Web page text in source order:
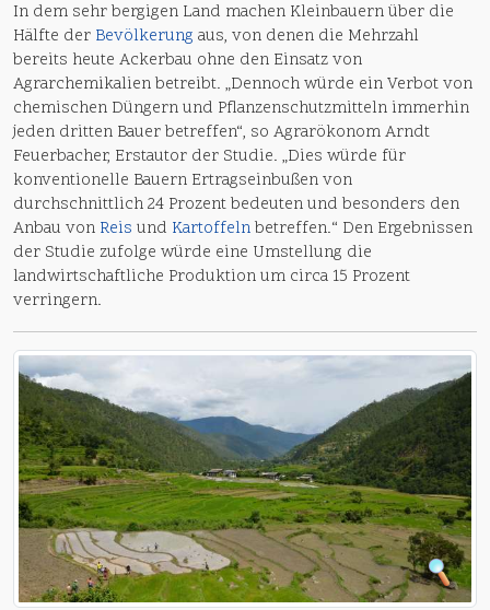
In dem sehr bergigen Land machen Kleinbauern über die
Hälfte der Bevölkerung aus, von denen die Mehrzahl
bereits heute Ackerbau ohne den Einsatz von
Agrarchemikalien betreibt. „Dennoch würde ein Verbot von
chemischen Düngern und Pflanzenschutzmitteln immerhin
jeden dritten Bauer betreffen“, so Agrarökonom Arndt
Feuerbacher, Erstautor der Studie. „Dies würde für
konventionelle Bauern Ertragseinbußen von
durchschnittlich 24 Prozent bedeuten und besonders den
Anbau von Reis und Kartoffelnbetreffen.“ Den Ergebnissen
der Studie zufolge würde eine Umstellung die
landwirtschaftliche Produktion um circa 15 Prozent
verringern.